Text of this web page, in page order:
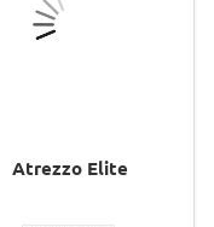
Atrezzo Elite